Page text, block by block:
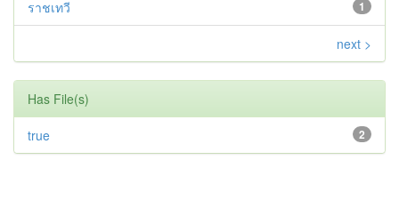
1
ราชเทวี
next >
Has File(s)
2
true